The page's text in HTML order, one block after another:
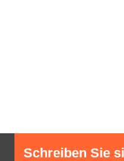
Schreiben Sie